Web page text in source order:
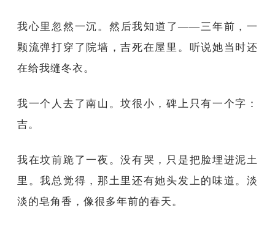
我心里忽然一沉。然后我知道了——三年前，一
颗流弹打穿了院墙，吉死在屋里。听说她当时还
在给我缝冬衣。
我一个人去了南山。坟很小，碑上只有一个字：
吉。
我在坟前跪了一夜。没有哭，只是把脸埋进泥土
里。我总觉得，那土里还有她头发上的味道。淡
淡的皂角香，像很多年前的春天。